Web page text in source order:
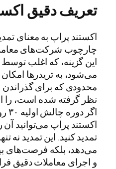
تعریف دقیق
اکستند پراپ به معنای
چارچوب شرکت‌های
این گزینه، که اغلب
می‌شود، به تریدرها
محدودی که برای گذراندن
نظر گرفته شده است، را
اگر
تمدید کنید. این تمدید نه
می‌دهد، بلکه فرصت‌های
و اجرای معاملات دقیق